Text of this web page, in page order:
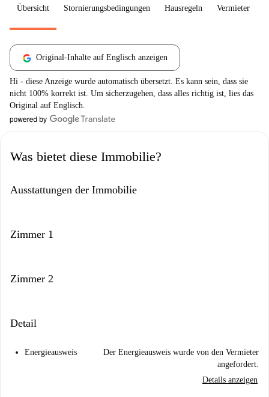
Übersicht Stornierungsbedingungen Hausregeln Vermieter
Original-Inhalte auf Englisch anzeigen
Hi - diese Anzeige wurde automatisch übersetzt. Es kann sein, dass sie
nicht 100% korrekt ist. Um sicherzugehen, dass alles richtig ist, lies das
Original auf Englisch.
Was bietet diese Immobilie?
Ausstattungen der Immobilie
Zimmer 1
Zimmer 2
Detail
Energieausweis
Der Energieausweis wurde von den Vermieter
angefordert.
Details anzeigen